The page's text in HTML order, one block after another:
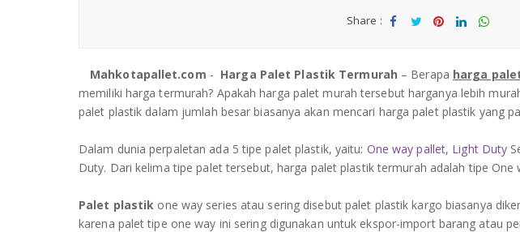
Share :
Mahkotapallet.com - Harga Palet Plastik Termurah – Berapa harga
memiliki harga termurah? Apakah harga palet murah tersebut harganya lebih
palet plastik dalam jumlah besar biasanya akan mencari harga palet plastik yang
Dalam dunia perpaletan ada 5 tipe palet plastik, yaitu: One way pallet, Light Duty
Duty. Dari kelima tipe palet tersebut, harga palet plastik termurah adalah tipe One
Palet plastik one way series atau sering disebut palet plastik kargo biasanya
karena palet tipe one way ini sering digunakan untuk ekspor-import barang atau